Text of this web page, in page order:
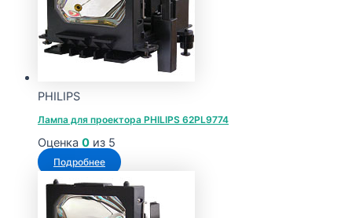
PHILIPS
Лампа для проектора PHILIPS 62PL9774
Оценка 0 из 5
Подробнее